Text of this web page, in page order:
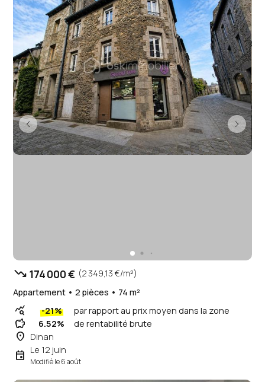
trending_down 174 000 € (2 349,13 €/m²)
Appartement • 2 pièces • 74 m²
query_stats -21% par rapport au prix moyen dans la zone
savings 6.52% de rentabilité brute
place Dinan
event Le 12 juin
Modifié le 6 août